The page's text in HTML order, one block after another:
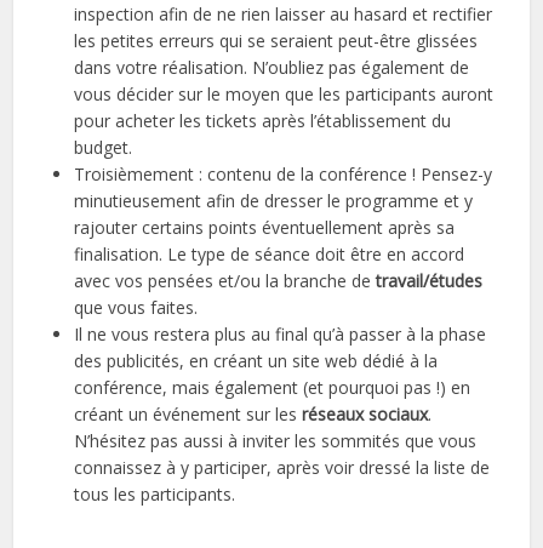
inspection afin de ne rien laisser au hasard et rectifier
les petites erreurs qui se seraient peut-être glissées
dans votre réalisation. N’oubliez pas également de
vous décider sur le moyen que les participants auront
pour acheter les tickets après l’établissement du
budget.
Troisièmement : contenu de la conférence ! Pensez-y
minutieusement afin de dresser le programme et y
rajouter certains points éventuellement après sa
finalisation. Le type de séance doit être en accord
avec vos pensées et/ou la branche detravail/études
que vous faites.
Il ne vous restera plus au final qu’à passer à la phase
des publicités, en créant un site web dédié à la
conférence, mais également (et pourquoi pas !) en
créant un événement sur lesréseaux sociaux.
N’hésitez pas aussi à inviter les sommités que vous
connaissez à y participer, après voir dressé la liste de
tous les participants.